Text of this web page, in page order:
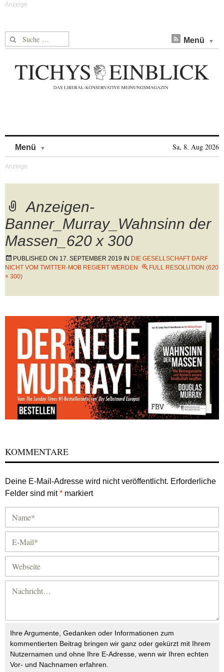
Suche nach: Menü
Menü Sa, 8. Aug 2026
Anzeigen-
Banner_Murray_Wahnsinn der
Massen_620 x 300
PUBLISHED ON 17. SEPTEMBER 2019 IN DIE GESELLSCHAFT DARF
NICHT VOM TWITTER-MOB REGIERT WERDEN
FULL RESOLUTION (620
× 300)
KOMMENTARE
Deine E-Mail-Adresse wird nicht veröffentlicht. Erforderliche
Felder sind mit* markiert
Ihre Argumente, Gedanken oder Informationen zum
kommentierten Beitrag bringen wir ganz oder gekürzt mit Ihrem
Nutzernamen und ohne Ihre E-Adresse, wenn wir Ihren echten
Vor- und Nachnamen erfahren.